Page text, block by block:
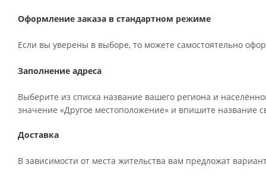
Оформление заказа в стандартном режиме
Если вы уверены в выборе, то можете самостоятельно
Заполнение адреса
Выберите из списка название вашего региона и
значение «Другое местоположение» и впишите название
Доставка
В зависимости от места жительства вам предложат